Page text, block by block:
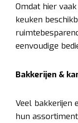
Omdat hier
keuken
eenvoudige
Bakkerijen &
Veel bakkerijen
hun